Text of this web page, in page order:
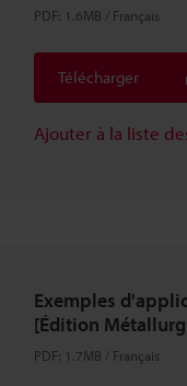
PDF: 1.6MB / Français
Télécharger
Ajouter à la liste
Exemples
[Édition
PDF: 1.7MB / Français